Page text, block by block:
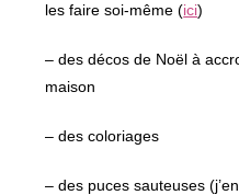
les faire soi-même (ici)
– des décos de Noël à
maison
– des coloriages
– des puces sauteuses